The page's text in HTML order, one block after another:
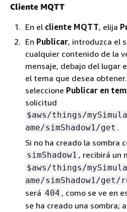
Cliente MQTT
En el cliente MQTT, elija
En Publicar, introduzca el
cualquier contenido de la
mensaje, debajo del lugar
el tema que desea
seleccione Publicar en
solicitud
$aws/things/
ame/simShadow1/get .
Si no ha creado la sombra
simShadow1 , recibirá un
$aws/things/
ame/simShadow1/
será 404 , como se ve en
se ha creado una sombra;